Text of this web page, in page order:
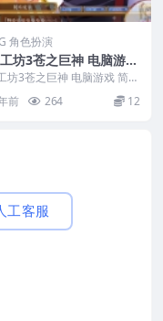
角色扮演
坊3苍之巨神 电脑游戏
文版 支援 win11 win
坊3苍之巨神 电脑游戏 简体
支援 win11 win10 win7...
前 264 12
工客服